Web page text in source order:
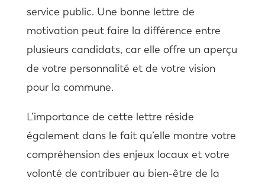
service public. Une bonne lettre de
motivation peut faire la différence entre
plusieurs candidats, car elle offre un aperçu
de votre personnalité et de votre vision
pour la commune.
L’importance de cette lettre réside
également dans le fait qu’elle montre votre
compréhension des enjeux locaux et votre
volonté de contribuer au bien-être de la